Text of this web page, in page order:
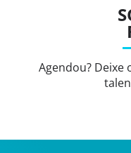
Agendou?